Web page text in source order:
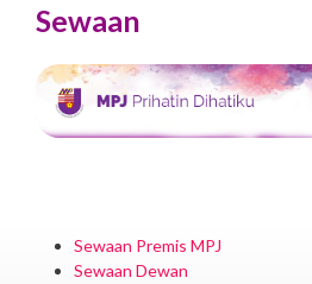
Sewaan
Sewaan Premis MPJ
Sewaan Dewan